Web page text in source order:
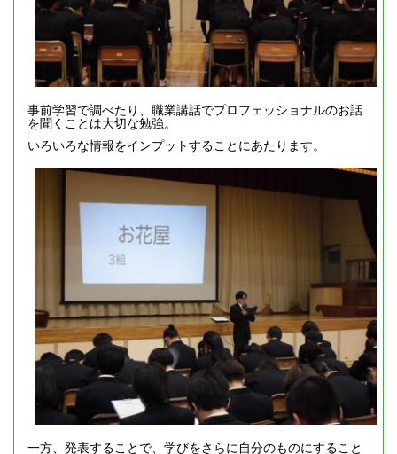
事前学習で調べたり、職業講話でプロフェッショナルのお話
を聞くことは大切な勉強。
いろいろな情報をインプットすることにあたります。
一方、発表することで、学びをさらに自分のものにすること